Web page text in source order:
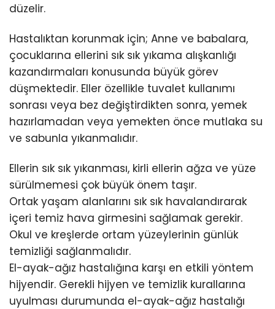
düzelir.
Hastalıktan korunmak için; Anne ve babalara,
çocuklarına ellerini sık sık yıkama alışkanlığı
kazandırmaları konusunda büyük görev
düşmektedir. Eller özellikle tuvalet kullanımı
sonrası veya bez değiştirdikten sonra, yemek
hazırlamadan veya yemekten önce mutlaka su
ve sabunla yıkanmalıdır.
Ellerin sık sık yıkanması, kirli ellerin ağza ve yüze
sürülmemesi çok büyük önem taşır.
Ortak yaşam alanlarını sık sık havalandırarak
içeri temiz hava girmesini sağlamak gerekir.
Okul ve kreşlerde ortam yüzeylerinin günlük
temizliği sağlanmalıdır.
El-ayak-ağız hastalığına karşı en etkili yöntem
hijyendir. Gerekli hijyen ve temizlik kurallarına
uyulması durumunda el-ayak-ağız hastalığı